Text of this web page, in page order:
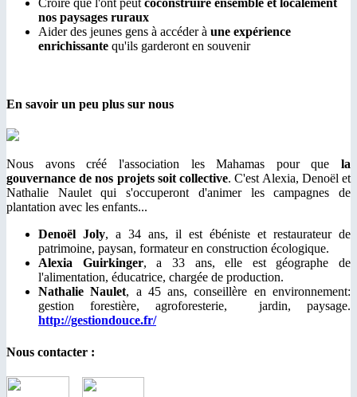
nos paysages ruraux
Aider des jeunes gens à accéder à une expérience
enrichissante qu'ils garderont en souvenir
En savoir un peu plus sur nous
Nous avons créé l'association les Mahamas pour que la
gouvernance de nos projets soit collective. C'est Alexia, Denoël et
Nathalie Naulet qui s'occuperont d'animer les campagnes de
plantation avec les enfants...
Denoël Joly, a 34 ans, il est ébéniste et restaurateur de
patrimoine, paysan, formateur en construction écologique.
Alexia Guirkinger, a 33 ans, elle est géographe de
l'alimentation, éducatrice, chargée de production.
Nathalie Naulet, a 45 ans, conseillère en environnement:
gestion forestière, agroforesterie, jardin, paysage.
http://gestiondouce.fr/
Nous contacter :